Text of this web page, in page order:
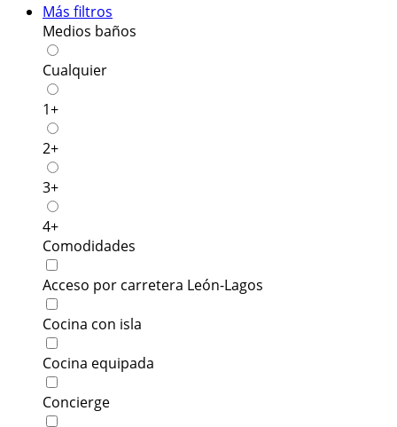
Más filtros
Medios baños
Cualquier
1+
2+
3+
4+
Comodidades
Acceso por carretera León-Lagos
Cocina con isla
Cocina equipada
Concierge